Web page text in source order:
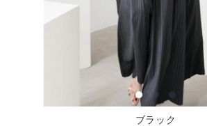
ブラック